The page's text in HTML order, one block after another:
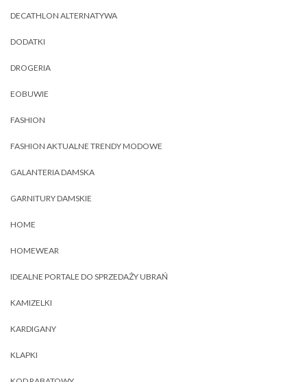
DECATHLON ALTERNATYWA
DODATKI
DROGERIA
EOBUWIE
FASHION
FASHION AKTUALNE TRENDY MODOWE
GALANTERIA DAMSKA
GARNITURY DAMSKIE
HOME
HOMEWEAR
IDEALNE PORTALE DO SPRZEDAŻY UBRAŃ
KAMIZELKI
KARDIGANY
KLAPKI